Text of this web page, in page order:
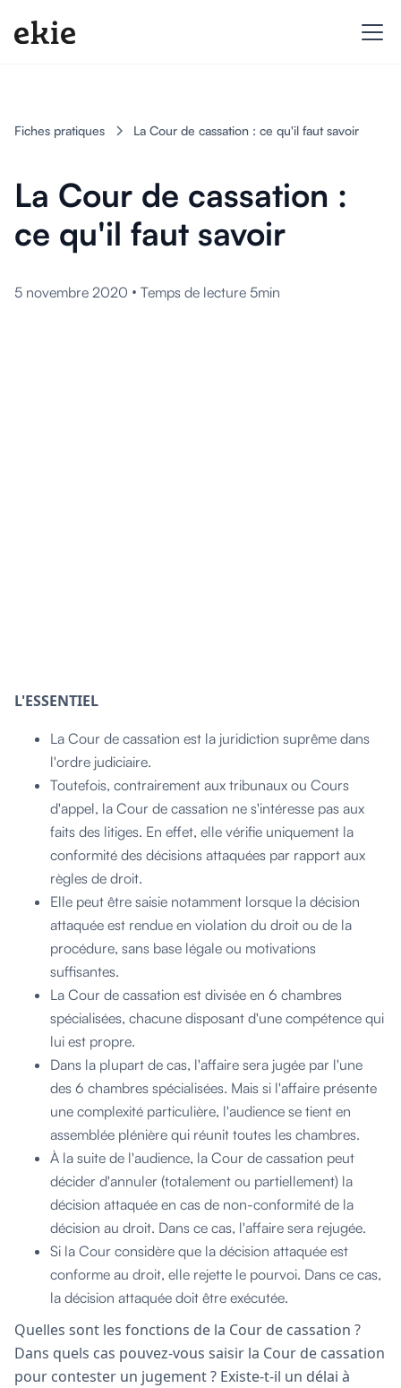
Fiches pratiques La Cour de cassation : ce qu'il faut savoir
La Cour de cassation :
ce qu'il faut savoir
5 novembre 2020 • Temps de lecture 5min
L'ESSENTIEL
La Cour de cassation est la juridiction suprême dans
l'ordre judiciaire.
Toutefois, contrairement aux tribunaux ou Cours
d'appel, la Cour de cassation ne s'intéresse pas aux
faits des litiges. En effet, elle vérifie uniquement la
conformité des décisions attaquées par rapport aux
règles de droit.
Elle peut être saisie notamment lorsque la décision
attaquée est rendue en violation du droit ou de la
procédure, sans base légale ou motivations
suffisantes.
La Cour de cassation est divisée en 6 chambres
spécialisées, chacune disposant d'une compétence qui
lui est propre.
Dans la plupart de cas, l'affaire sera jugée par l'une
des 6 chambres spécialisées. Mais si l'affaire présente
une complexité particulière, l'audience se tient en
assemblée plénière qui réunit toutes les chambres.
À la suite de l'audience, la Cour de cassation peut
décider d'annuler (totalement ou partiellement) la
décision attaquée en cas de non-conformité de la
décision au droit. Dans ce cas, l'affaire sera rejugée.
Si la Cour considère que la décision attaquée est
conforme au droit, elle rejette le pourvoi. Dans ce cas,
la décision attaquée doit être exécutée.
Quelles sont les fonctions de la Cour de cassation ?
Dans quels cas pouvez-vous saisir la Cour de cassation
pour contester un jugement ? Existe-t-il un délai à